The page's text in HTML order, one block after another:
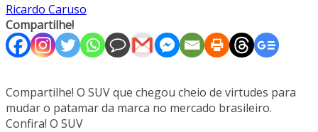
Ricardo Caruso
Compartilhe!
Compartilhe! O SUV que chegou cheio de virtudes para
mudar o patamar da marca no mercado brasileiro.
Confira! O SUV